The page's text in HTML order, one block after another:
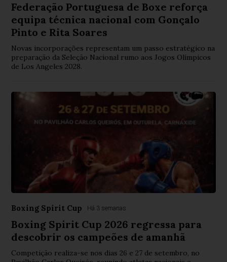
Federação Portuguesa de Boxe reforça
equipa técnica nacional com Gonçalo
Pinto e Rita Soares
Novas incorporações representam um passo estratégico na
preparação da Seleção Nacional rumo aos Jogos Olímpicos
de Los Angeles 2028.
Boxing Spirit Cup Há 3 semanas
Boxing Spirit Cup 2026 regressa para
descobrir os campeões de amanhã
Competição realiza-se nos dias 26 e 27 de setembro, no